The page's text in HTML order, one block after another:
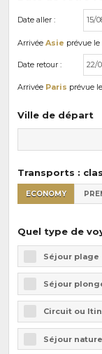
Date aller :
Arrivée Asie prévue le
Date retour :
Arrivée Paris prévue le
Ville de départ
Transports :
ECONOMY
Quel type de
Séjour plage
Séjour
Circuit ou
Séjour nature